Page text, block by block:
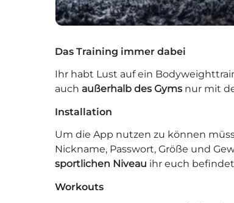
Das Training immer dabei
Ihr habt Lust auf ein
auch außerhalb des Gyms nur mit
Installation
Um die App nutzen zu können
Nickname, Passwort, Größe und
sportlichen Niveau ihr euch
Workouts